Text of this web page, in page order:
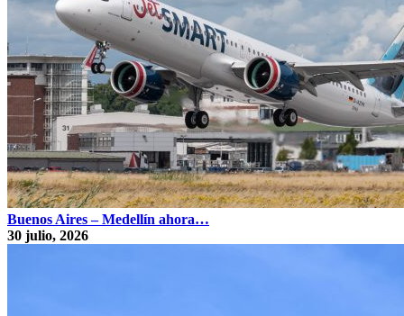
Buenos Aires – Medellín ahora…
30 julio, 2026